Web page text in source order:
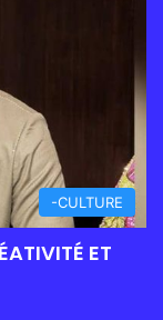
-CULTURE
ET